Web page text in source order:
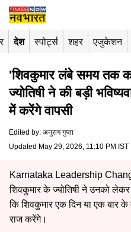
देश स्पोर्ट्स शहर एजुकेशन
'शिवकुमार लंबे समय तक
ज्योतिषी ने की बड़ी
में करेंगे वापसी
Edited by: अनुराग गुप्ता
Updated May 29, 2026, 11:10 PM IST
Karnataka Leadership
शिवकुमार के ज्योतिषी ने उनको लेकर
कि शिवकुमार एक दिन या एक बार
राज करेंगे।